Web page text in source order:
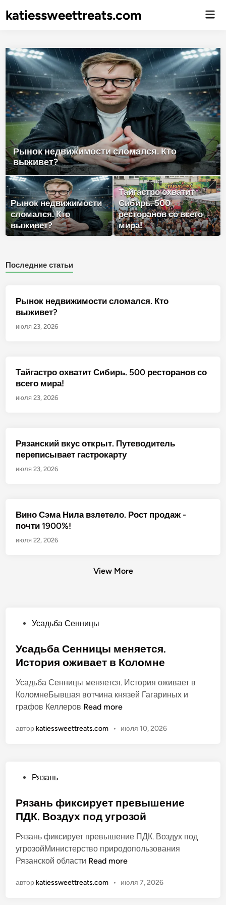
katiessweettreats.com
Рынок недвижимости сломался. Кто
выживет?
Рынок недвижимости
сломался. Кто
выживет?
Тайгастро охватит
Сибирь. 500
ресторанов со всего
мира!
Последние статьи
Рынок недвижимости сломался. Кто
выживет?
июля 23, 2026
Тайгастро охватит Сибирь. 500 ресторанов со
всего мира!
июля 23, 2026
Рязанский вкус открыт. Путеводитель
переписывает гастрокарту
июля 23, 2026
Вино Сэма Нила взлетело. Рост продаж -
почти 1900%!
июля 22, 2026
View More
у
б
и
к
о
а
Усадьба Сенницы
Усадьба Сенницы меняется.
История оживает в Коломне
Усадьба Сенницы меняется. История оживает в
КоломнеБывшая вотчина князей Гагариных и
графов Келлеров У
а
е
н
и
ц
ы
е
Read more
автор katiessweettreats.com • июля 10, 2026
у
б
и
к
о
а
Рязань
Рязань фиксирует превышение
ПДК. Воздух под угрозой
Рязань фиксирует превышение ПДК. Воздух под
угрозойМинистерство природопользования
Рязанской области Р
з
Read more
автор katiessweettreats.com • июля 7, 2026